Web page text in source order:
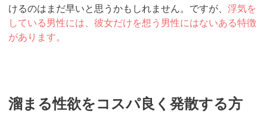
けるのはまだ早いと思うかもしれません。ですが、 浮気を
している男性には、彼女だけを想う男性にはないある特徴
があります。
溜まる性欲をコスパ良く発散する方